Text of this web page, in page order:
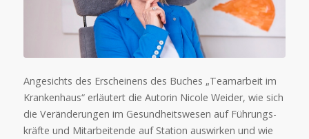
Angesichts des Erscheinens des Buches „Team­arbeit im
Kranken­haus“ er­läutert die Autorin Nicole Weider, wie sich
die Ver­än­derun­gen im Gesund­heits­wesen auf Füh­rungs­
kräfte und Mit­arbei­tende auf Sta­tion aus­wir­ken und wie